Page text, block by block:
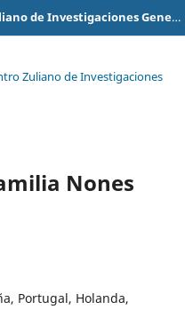
Raíces. Revista del Centro Zuliano de Investigaciones Genealógicas
Zuliano de Investigaciones
Nones
Portugal, Holanda,